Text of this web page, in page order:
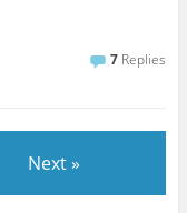
7 Replies
Next »